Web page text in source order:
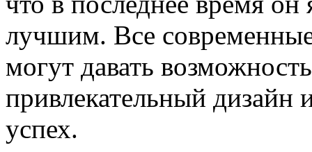
лучшим. Все
могут давать
привлекательный дизайн
успех.